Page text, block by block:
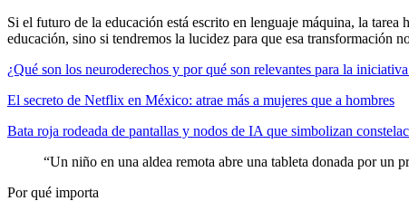
Si el futuro de la educación está escrito en lenguaje máquina, la
educación, sino si tendremos la lucidez para que esa transformación
¿Qué son los neuroderechos y por qué son relevantes para la
El secreto de Netflix en México: atrae más a mujeres que a hombres
Bata roja rodeada de pantallas y nodos de IA que simbolizan
“Un niño en una aldea remota abre una tableta donada por un
Por qué importa